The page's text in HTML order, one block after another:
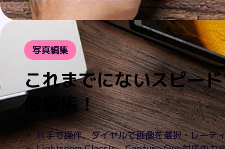
写真編集
これまでにないスピー
像編集！
片手で操作、ダイヤルで画像を選択・レーテ